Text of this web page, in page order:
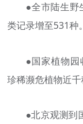
●全市陆生野
类记录增至531种。
●国家植物园
珍稀濒危植物近千
●北京观测到